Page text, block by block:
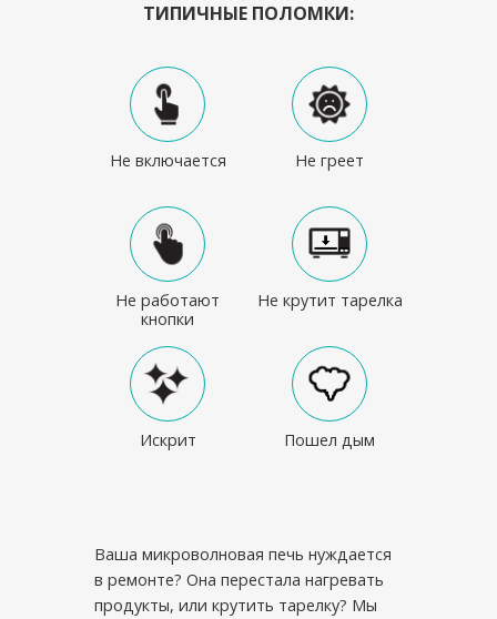
ТИПИЧНЫЕ ПОЛОМКИ:
Не включается Не греет
Не работают
кнопки
Не крутит тарелка
Искрит Пошел дым
Ваша микроволновая печь нуждается
в ремонте? Она перестала нагревать
продукты, или крутить тарелку? Мы